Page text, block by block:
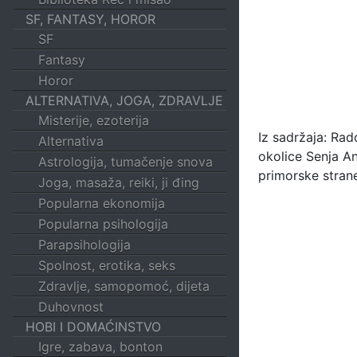
SF, FANTASY, HOROR
SF
Fantasy
Horor
ALTERNATIVA, JOGA, ZDRAVLJE
Misterije, ezoterija
Alternativa
Astrologija, tumačenje snova
Joga, masaža, reiki, ji đing
Popularna ekonomija
Popularna psihologija
Parapsihologija
Spolnost, erotika, seks
Zdravlje, samopomoć, dijeta
Duhovnost
HOBI I DOMAĆINSTVO
Igre, zabava, bonton
Iz sadržaja:
okolice Senja
primorske